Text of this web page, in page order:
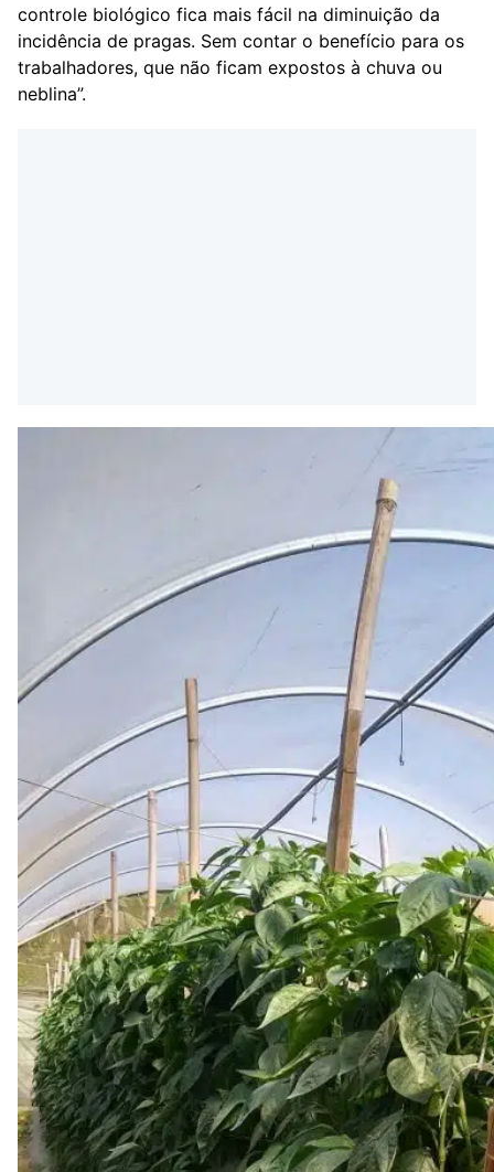
controle biológico fica mais fácil na diminuição da
incidência de pragas. Sem contar o benefício para os
trabalhadores, que não ficam expostos à chuva ou
neblina”.